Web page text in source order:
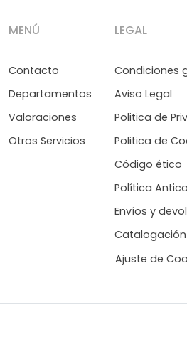
MENÚ
Contacto
Departamentos
Valoraciones
Otros Servicios
LEGAL
Condiciones
Aviso Legal
Politica de
Politica de
Código ético
Política
Envíos y
Ajuste de